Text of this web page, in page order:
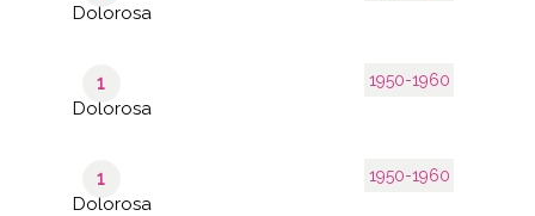
Dolorosa
1950-1960
1
Dolorosa
1950-1960
1
Dolorosa